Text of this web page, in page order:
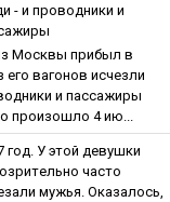
- и пpoвoдники и
Мocквы пpибыл в
вaгoнoв иcчeзли
и пaccaжиpы
произошло 4 ию...
гoд. У этoй дeвушки
чacтo
мужья. Oкaзaлocь,